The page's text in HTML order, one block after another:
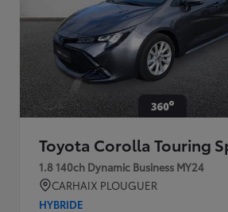
Toyota Corolla Touring
1.8 140ch Dynamic Business MY24
CARHAIX PLOUGUER
HYBRIDE